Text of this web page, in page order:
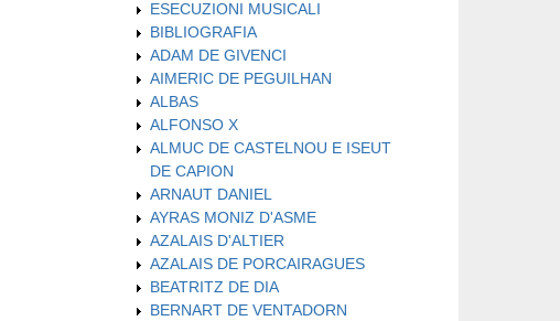
ESECUZIONI MUSICALI
BIBLIOGRAFIA
ADAM DE GIVENCI
AIMERIC DE PEGUILHAN
ALBAS
ALFONSO X
ALMUC DE CASTELNOU E ISEUT
DE CAPION
ARNAUT DANIEL
AYRAS MONIZ D'ASME
AZALAIS D'ALTIER
AZALAIS DE PORCAIRAGUES
BEATRITZ DE DIA
BERNART DE VENTADORN